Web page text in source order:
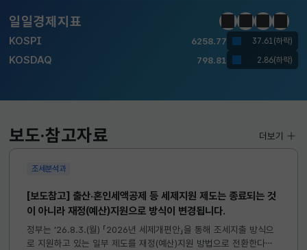
일일경제지표
KOSPI 6258.77 37.61(하락)
KOSDAQ 798.81 2.86(하락)
국고채(3년)
정지이전다음일일경
보도·참고자료
조세분석과
[보도참고] 출산·혼인세액공제 등 세제지원 제도는 종료되는 것
이 아니라 재정(예산)지원으로 방식이 변경됩니다.
정부는 ’26.8.3.(월) 「2026년 세제개편안」을 통해 조세지출 방식으
로 지원하고 있는 일부 제도를 재정(예산)지원 방법으로 전환한다고
더보기